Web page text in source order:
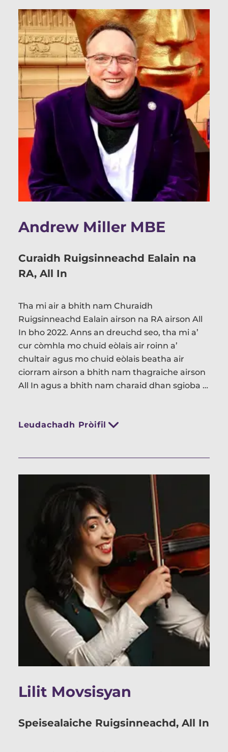
Andrew Miller MBE
Curaidh Ruigsinneachd Ealain na
RA, All In
Tha mi air a bhith nam Churaidh
Ruigsinneachd Ealain airson na RA airson All
In bho 2022. Anns an dreuchd seo, tha mi a’
cur còmhla mo chuid eòlais air roinn a’
chultair agus mo chuid eòlais beatha air
ciorram airson a bhith nam thagraiche airson
All In agus a bhith nam charaid dhan sgioba a
smaoineachaidh, tro bhith a’ brosnachadh an
Leudachadh Pròifil
Lilit Movsisyan
Speisealaiche Ruigsinneachd, All In